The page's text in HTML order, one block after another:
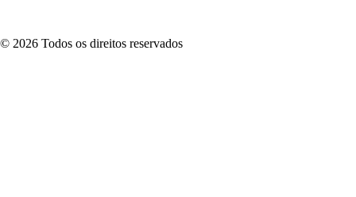
© 2026 Todos os direitos reservados